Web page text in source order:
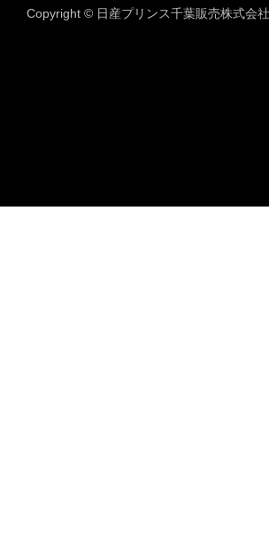
Copyright © 日産プリンス千葉販売株式会